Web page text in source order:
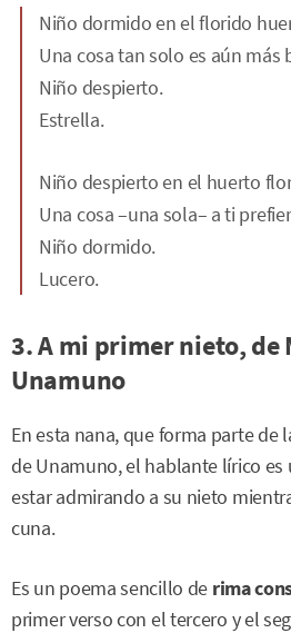
Niño dormido en el florido
Una cosa tan solo es aún más
Niño despierto.
Estrella.
Niño despierto en el huerto
Una cosa –una sola– a ti
Niño dormido.
Lucero.
3. A mi primer nieto, de
Unamuno
En esta nana, que forma parte de
de Unamuno, el hablante lírico es
estar admirando a su nieto
cuna.
Es un poema sencillo de rima
primer verso con el tercero y el